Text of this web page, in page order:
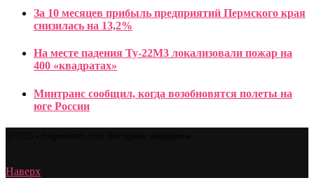
За 10 месяцев прибыль предприятий Пермского края
снизилась на 13,2%
На месте падения Ту-22М3 локализовали пожар на
400 «квадратах»
Минтранс сообщил, когда возобновятся полеты на
юге России
Наверх